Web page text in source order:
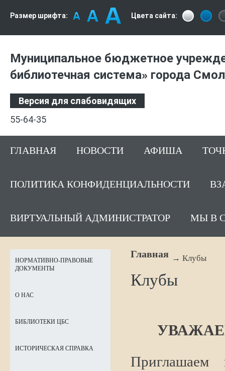
Размер шрифта: Цвета сайта:
Муниципальное бюджетное
библиотечная система» города
Версия для слабовидящих
55-64-35
ГЛАВНАЯ НОВОСТИ АФИША
ПОЛИТИКА КОНФИДЕНЦИАЛЬНОСТИ
ВИРТУАЛЬНЫЙ АДМИНИСТРАТОР МЫ В
Главная Клубы
Клубы
Приглашаем
НОРМАТИВНО-ПРАВОВЫЕ
ДОКУМЕНТЫ
О НАС
БИБЛИОТЕКИ ЦБС
ИСТОРИЧЕСКАЯ СПРАВКА